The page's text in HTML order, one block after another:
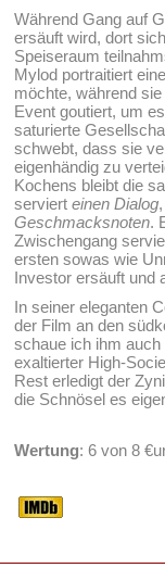
Während Gang auf
ersäuft wird, dort
Speiseraum
Mylod portraitiert
möchte, während
Event goutiert, um
saturierte
schwebt, dass sie
eigenhändig zu
Kochens bleibt die
servierteinen Dialog
Geschmacksnoten.
Zwischengang
ersten sowas wie
Investor ersäuft und
In seiner eleganten
der Film an den
schaue ich ihm
exaltierter High-
Rest erledigt der
die Schnösel es
Wertung: 6 von 8